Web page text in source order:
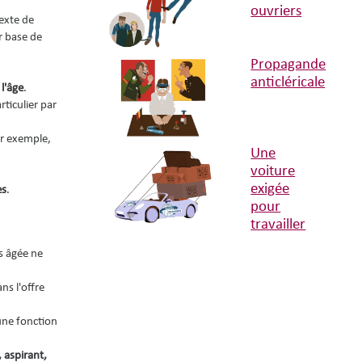
de
base de
.
par
exemple,
.
âgée ne
l'offre
fonction
aspirant,
ouvriers
Propagande
anticléricale
Une
voiture
exigée
pour
travailler